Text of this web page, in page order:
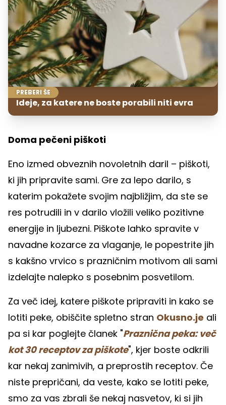
PREBERI ŠE
Ideje, za katere ne boste porabili niti evra
Doma pečeni piškoti
Eno izmed obveznih novoletnih daril – piškoti,
ki jih pripravite sami. Gre za lepo darilo, s
katerim pokažete svojim najbližjim, da ste se
res potrudili in v darilo vložili veliko pozitivne
energije in ljubezni. Piškote lahko spravite v
navadne kozarce za vlaganje, le popestrite jih
s kakšno vrvico s prazničnim motivom ali sami
izdelajte nalepko s posebnim posvetilom.
Za več idej, katere piškote pripraviti in kako se
lotiti peke, obiščite spletno stran Okusno.je ali
pa si kar poglejte članek "Praznična peka: več
kot 30 receptov za piškote", kjer boste odkrili
kar nekaj zanimivih, a preprostih receptov. Če
niste prepričani, da veste, kako se lotiti peke,
smo za vas zbrali še nekaj nasvetov, ki si jih